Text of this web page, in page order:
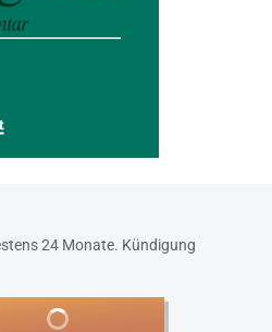
24 Monate. Kündigung
In den Warenkorb